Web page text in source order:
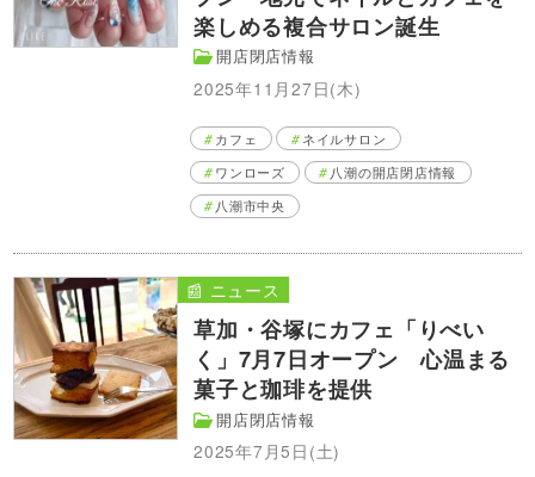
楽しめる複合サロン誕生
開店閉店情報
2025年11月27日(木)
カフェ
ネイルサロン
ワンローズ
八潮の開店閉店情報
八潮市中央
草加・谷塚にカフェ「りべい
く」7月7日オープン 心温まる
菓子と珈琲を提供
開店閉店情報
2025年7月5日(土)
📰 ニュース